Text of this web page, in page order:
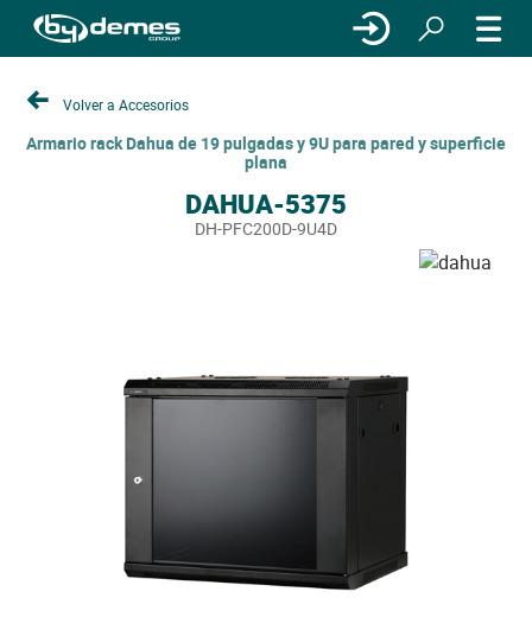
Volver a Accesorios
Armario rack Dahua de 19 pulgadas y 9U para pared y superficie
plana
DAHUA-5375
DH-PFC200D-9U4D